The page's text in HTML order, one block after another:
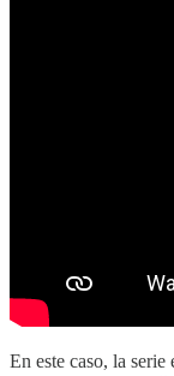
En este caso, la serie